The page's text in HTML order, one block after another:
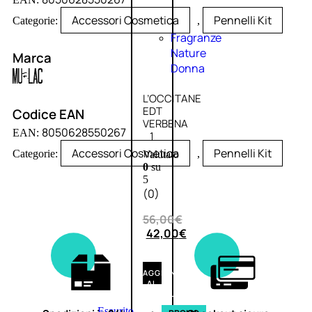
Fragranze
Nature
Donna
L’OCCITANE
EDT
VERBENA
1
Valutato
0su
5
(0)
56,00€
42,00€
AGGIUNGI
AL
CARRELLO
Categorie: Accessori Cosmetica , Pennelli Kit
Marca
Codice EAN
EAN: 8050628550267
Categorie: Accessori Cosmetica , Pennelli Kit